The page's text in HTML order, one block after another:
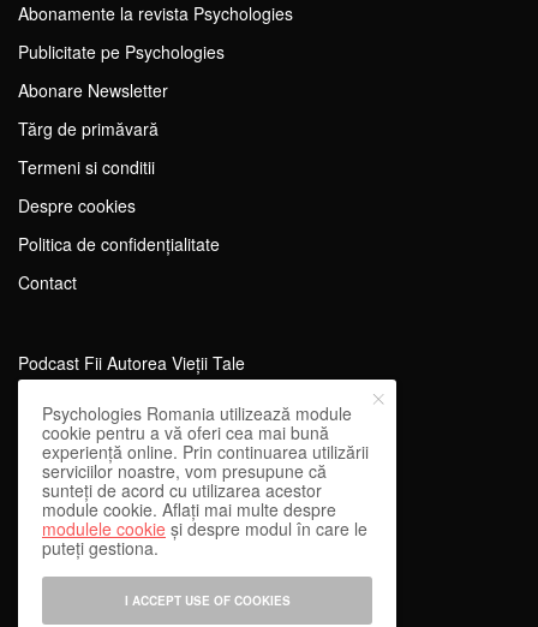
Abonamente la revista Psychologies
Publicitate pe Psychologies
Abonare Newsletter
Tărg de primăvară
Termeni si conditii
Despre cookies
Politica de confidențialitate
Contact
Podcast Fii Autorea Vieții Tale
Evenimente Fii Autoarea Vieții Tale!
SportEdu
Antrenament Mental pentru Sportivi
Learning Network
WEnough
Reward & Engage
Psychologies Romania utilizează module
cookie pentru a vă oferi cea mai bună
experiență online. Prin continuarea utilizării
serviciilor noastre, vom presupune că
sunteți de acord cu utilizarea acestor
module cookie. Aflați mai multe despre
modulele cookie și despre modul în care le
puteți gestiona.
I ACCEPT USE OF COOKIES